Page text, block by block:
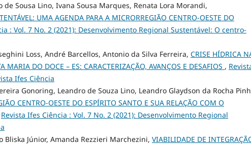
de Sousa Lino, Ivana Sousa Marques, Renata Lora Morandi,
UMA AGENDA PARA A MICRORREGIÃO CENTRO-OESTE DO
: Vol. 7 No. 2 (2021): Desenvolvimento Regional Sustentável: O centro-
Loss, André Barcellos, Antonio da Silva Ferreira, CRISE HÍDRICA
MARIA DO DOCE – ES: CARACTERIZAÇÃO, AVANÇOS E DESAFIOS ,
Ifes Ciência
Gonoring, Leandro de Souza Lino, Leandro Glaydson da Rocha
CENTRO-OESTE DO ESPÍRITO SANTO E SUA RELAÇÃO COM O
Revista Ifes Ciência : Vol. 7 No. 2 (2021): Desenvolvimento Regional
Júnior, Amanda Rezzieri Marchezini, VIABILIDADE DE